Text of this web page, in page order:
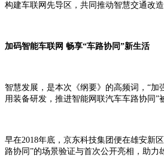
构建车联网先导区，共同推动智慧交通改造
加码智能车联网 畅享“车路协同”新生活
智慧发展，是本次《纲要》的高频词，“加
用装备研发，推进智能网联汽车车路协同”
早在2018年底，京东科技集团便在雄安新
路协同”的场景验证与首次公开亮相，助力